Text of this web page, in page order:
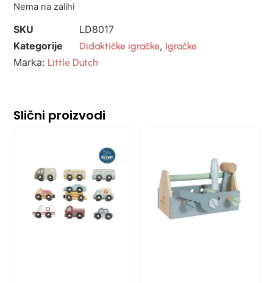
Nema na zalihi
SKU
LD8017
Kategorije
Didaktičke igračke, Igračke
Marka: Little Dutch
Slični proizvodi